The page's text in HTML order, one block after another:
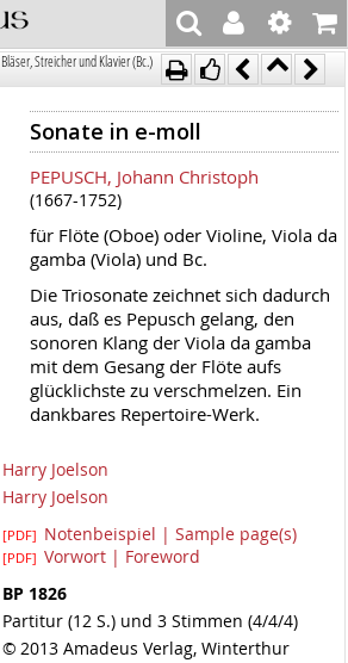
Bläser, Streicher und Klavier (Bc.)
Sonate in e-moll
PEPUSCH, Johann Christoph
(1667-1752)
für Flöte (Oboe) oder Violine, Viola da
gamba (Viola) und Bc.
Die Triosonate zeichnet sich dadurch
aus, daß es Pepusch gelang, den
sonoren Klang der Viola da gamba
mit dem Gesang der Flöte aufs
glücklichste zu verschmelzen. Ein
dankbares Repertoire-Werk.
Harry Joelson
Harry Joelson
[PDF] Notenbeispiel | Sample page(s)
[PDF] Vorwort | Foreword
BP 1826
Partitur (12 S.) und 3 Stimmen (4/4/4)
© 2013 Amadeus Verlag, Winterthur